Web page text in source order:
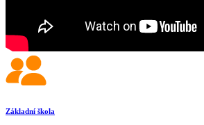
Základní škola